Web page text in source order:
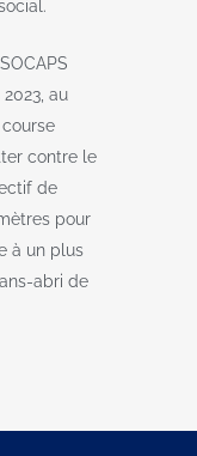
au
contre le
de
pour
à un plus
abri de